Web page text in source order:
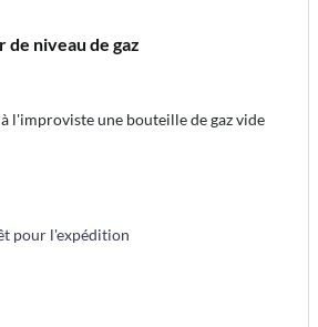
de niveau de gaz
l'improviste une bouteille de gaz vide
pour l'expédition